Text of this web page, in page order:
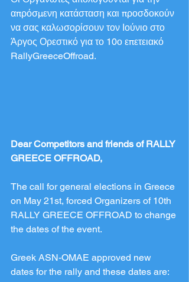
απρόσμενη κατάσταση και προσδοκούν
να σας καλωσορίσουν τον Ιούνιο στο
Άργος Ορεστικό για το 10ο επετειακό
RallyGreeceOffroad.
Dear Competitors and friends of RALLY
GREECE OFFROAD,
The call for general elections in Greece
on May 21st, forced Organizers of 10th
RALLY GREECE OFFROAD to change
the dates of the event.
Greek ASN-OMAE approved new
dates for the rally and these dates are: